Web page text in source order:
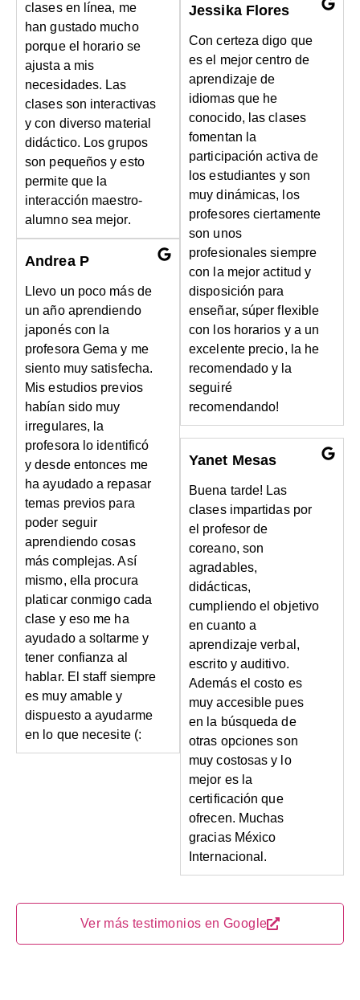
clases en línea, me
han gustado mucho
porque el horario se
ajusta a mis
necesidades. Las
clases son interactivas
y con diverso material
didáctico. Los grupos
son pequeños y esto
permite que la
interacción maestro-
alumno sea mejor.
Andrea P
Llevo un poco más de
un año aprendiendo
japonés con la
profesora Gema y me
siento muy satisfecha.
Mis estudios previos
habían sido muy
irregulares, la
profesora lo identificó
y desde entonces me
ha ayudado a repasar
temas previos para
poder seguir
aprendiendo cosas
más complejas. Así
mismo, ella procura
platicar conmigo cada
clase y eso me ha
ayudado a soltarme y
tener confianza al
hablar. El staff siempre
es muy amable y
dispuesto a ayudarme
en lo que necesite (:
Jessika Flores
Con certeza digo que
es el mejor centro de
aprendizaje de
idiomas que he
conocido, las clases
fomentan la
participación activa de
los estudiantes y son
muy dinámicas, los
profesores ciertamente
son unos
profesionales siempre
con la mejor actitud y
disposición para
enseñar, súper flexible
con los horarios y a un
excelente precio, la he
recomendado y la
seguiré
recomendando!
Yanet Mesas
Buena tarde! Las
clases impartidas por
el profesor de
coreano, son
agradables,
didácticas,
cumpliendo el objetivo
en cuanto a
aprendizaje verbal,
escrito y auditivo.
Además el costo es
muy accesible pues
en la búsqueda de
otras opciones son
muy costosas y lo
mejor es la
certificación que
ofrecen. Muchas
gracias México
Internacional.
Ver más testimonios en Google